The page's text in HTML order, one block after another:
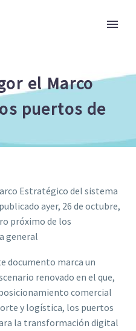
el Marco
puertos de
Estratégico del sistema
ayer, 26 de octubre,
próximo de los
general
documento marca un
renovado en el que,
comercial
y logística, los puertos
la transformación digital